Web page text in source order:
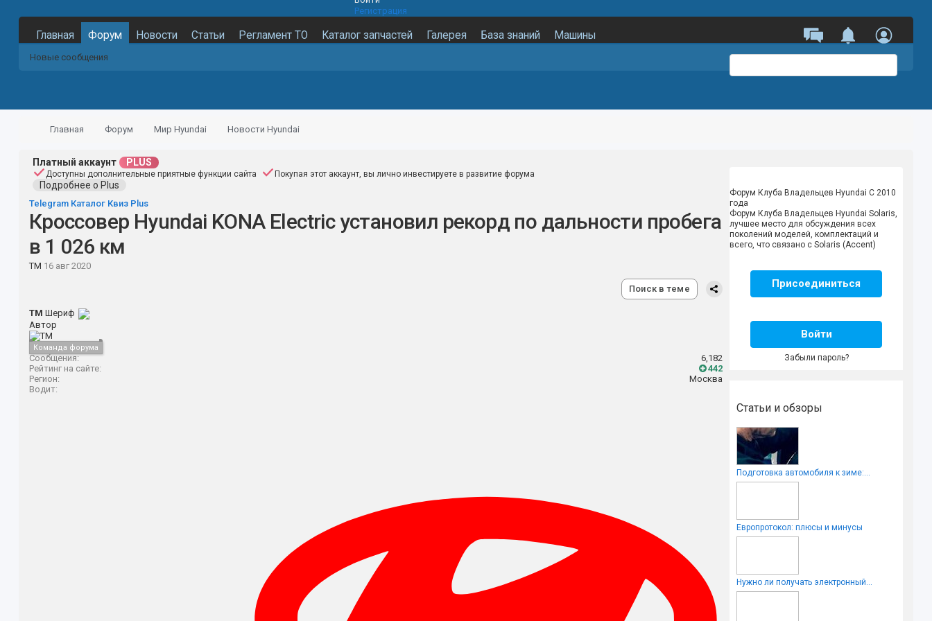
Регистрация
Главная Форум
Новые сообщения
Новости Статьи Регламент ТО Каталог запчастей Галерея База знаний Машины
Главная Форум Мир Hyundai Новости Hyundai
Платный аккаунт PLUS
Доступны дополнительные приятные функции сайта Покупая этот аккаунт, вы лично инвестируете в развитие форума
Подробнее о Plus
Telegram Каталог Квиз Plus
Кроссовер Hyundai KONA Electric установил рекорд по дальности пробега
в 1 026 км
TM 16 авг 2020
Поиск в теме
TM Шериф
Автор
Команда форума
Сообщения:
6,182
Рейтинг на сайте:
442
Регион:
Москва
Водит:
Форум Клуба Владельцев Hyundai С 2010
года
Форум Клуба Владельцев Hyundai Solaris,
лучшее место для обсуждения всех
поколений моделей, комплектаций и
всего, что связано с Solaris (Accent)
Присоединиться
Войти
Забыли пароль?
Статьи и обзоры
Подготовка автомобиля к зиме:...
Европротокол: плюсы и минусы
Нужно ли получать электронный...